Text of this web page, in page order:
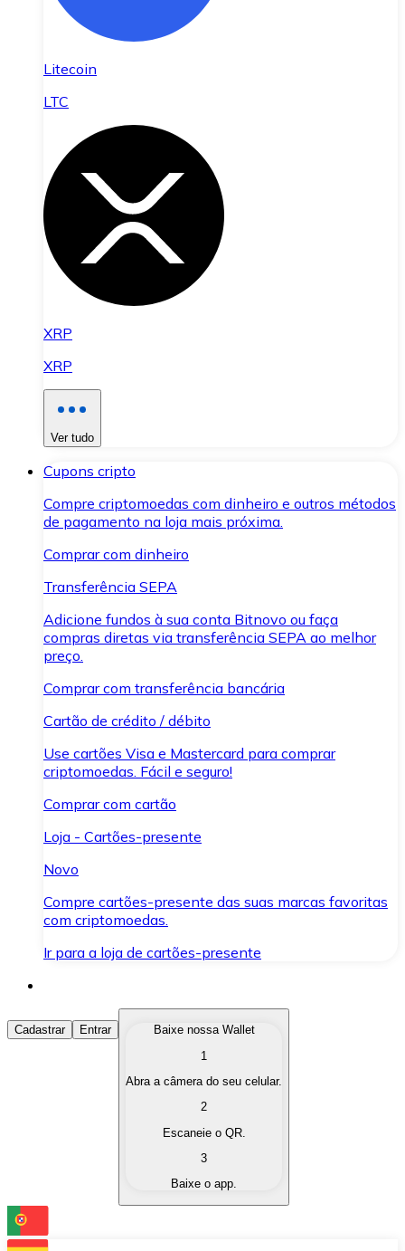
Litecoin
LTC
XRP
XRP
Ver tudo
Cupons cripto
Compre criptomoedas com dinheiro e outros métodos
de pagamento na loja mais próxima.
Comprar com dinheiro
Transferência SEPA
Adicione fundos à sua conta Bitnovo ou faça
compras diretas via transferência SEPA ao melhor
preço.
Comprar com transferência bancária
Cartão de crédito / débito
Use cartões Visa e Mastercard para comprar
criptomoedas. Fácil e seguro!
Comprar com cartão
Loja - Cartões-presente
Novo
Compre cartões-presente das suas marcas favoritas
com criptomoedas.
Ir para a loja de cartões-presente
Comprar Criptomoedas
Compre as criptomoedas de seu interesse de forma
Converta suas criptomoedas em moeda fiduciária
Troque uma criptomoeda por outra
Cadastrar Entrar
Baixe nossa Wallet
1
Abra a câmera do seu celular.
2
Escaneie o QR.
3
Baixe o app.